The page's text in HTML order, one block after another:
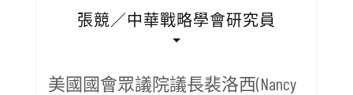
張競／中華戰略學會研究員
美國國會眾議院議長裴洛西(Nancy